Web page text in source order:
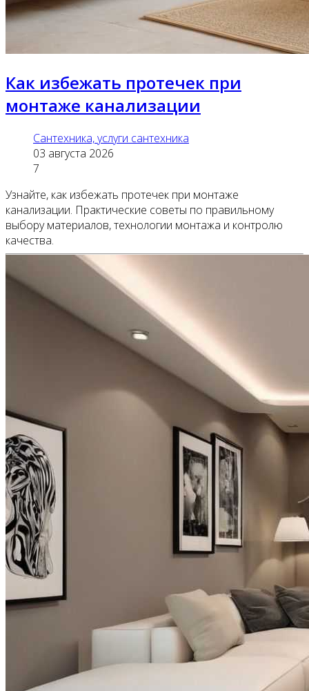
Как избежать протечек при
монтаже канализации
Сантехника, услуги сантехника
03 августа 2026
7
Узнайте, как избежать протечек при монтаже
канализации. Практические советы по правильному
выбору материалов, технологии монтажа и контролю
качества.